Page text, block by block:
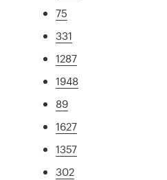
75
331
1287
1948
89
1627
1357
302